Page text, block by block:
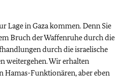
Lage in Gaza kommen. Denn Sie
Bruch der Waffenruhe durch die
durch die israelische
weitergehen. Wir erhalten
Hamas-Funktionären, aber eben